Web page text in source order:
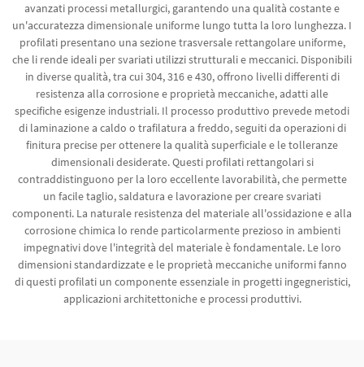
avanzati processi metallurgici, garantendo una qualità costante e
un'accuratezza dimensionale uniforme lungo tutta la loro lunghezza. I
profilati presentano una sezione trasversale rettangolare uniforme,
che li rende ideali per svariati utilizzi strutturali e meccanici. Disponibili
in diverse qualità, tra cui 304, 316 e 430, offrono livelli differenti di
resistenza alla corrosione e proprietà meccaniche, adatti alle
specifiche esigenze industriali. Il processo produttivo prevede metodi
di laminazione a caldo o trafilatura a freddo, seguiti da operazioni di
finitura precise per ottenere la qualità superficiale e le tolleranze
dimensionali desiderate. Questi profilati rettangolari si
contraddistinguono per la loro eccellente lavorabilità, che permette
un facile taglio, saldatura e lavorazione per creare svariati
componenti. La naturale resistenza del materiale all'ossidazione e alla
corrosione chimica lo rende particolarmente prezioso in ambienti
impegnativi dove l'integrità del materiale è fondamentale. Le loro
dimensioni standardizzate e le proprietà meccaniche uniformi fanno
di questi profilati un componente essenziale in progetti ingegneristici,
applicazioni architettoniche e processi produttivi.